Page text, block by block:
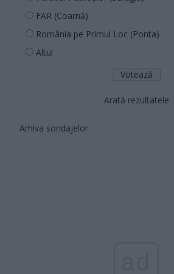
FAR (Coarnă)
România pe Primul Loc (Ponta)
Altul
Arată rezultatele
Arhiva sondajelor